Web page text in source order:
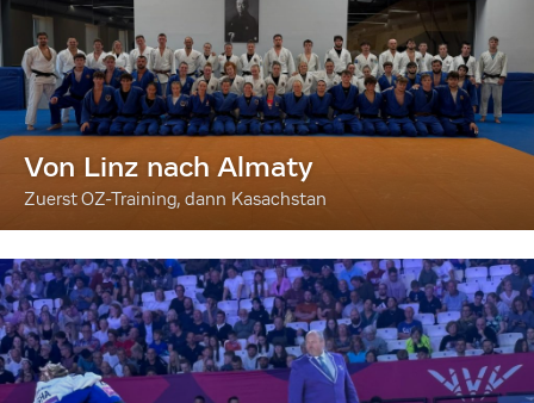
Von Linz nach Almaty
Zuerst OZ-Training, dann Kasachstan